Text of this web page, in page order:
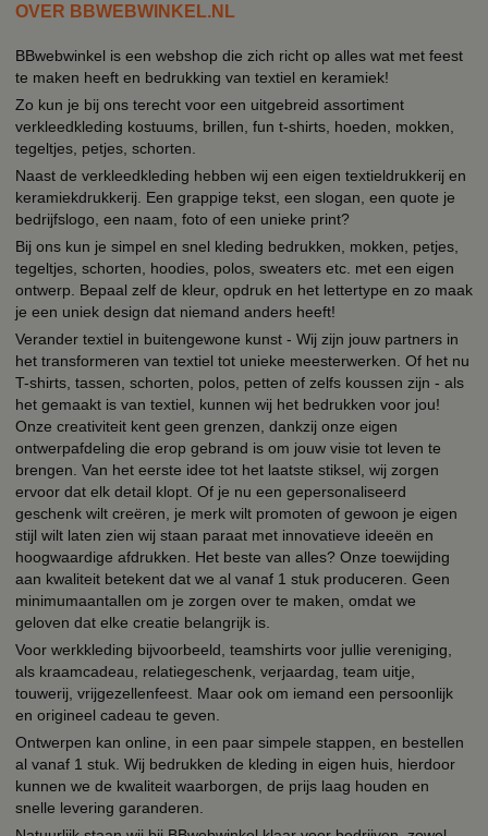
OVER BBWEBWINKEL.NL
BBwebwinkel is een webshop die zich richt op alles wat met feest
te maken heeft en bedrukking van textiel en keramiek!
Zo kun je bij ons terecht voor een uitgebreid assortiment
verkleedkleding kostuums, brillen, fun t-shirts, hoeden, mokken,
tegeltjes, petjes, schorten.
Naast de verkleedkleding hebben wij een eigen textieldrukkerij en
keramiekdrukkerij. Een grappige tekst, een slogan, een quote je
bedrijfslogo, een naam, foto of een unieke print?
Bij ons kun je simpel en snel kleding bedrukken, mokken, petjes,
tegeltjes, schorten, hoodies, polos, sweaters etc. met een eigen
ontwerp. Bepaal zelf de kleur, opdruk en het lettertype en zo maak
je een uniek design dat niemand anders heeft!
Verander textiel in buitengewone kunst - Wij zijn jouw partners in
het transformeren van textiel tot unieke meesterwerken. Of het nu
T-shirts, tassen, schorten, polos, petten of zelfs koussen zijn - als
het gemaakt is van textiel, kunnen wij het bedrukken voor jou!
Onze creativiteit kent geen grenzen, dankzij onze eigen
ontwerpafdeling die erop gebrand is om jouw visie tot leven te
brengen. Van het eerste idee tot het laatste stiksel, wij zorgen
ervoor dat elk detail klopt. Of je nu een gepersonaliseerd
geschenk wilt creëren, je merk wilt promoten of gewoon je eigen
stijl wilt laten zien wij staan paraat met innovatieve ideeën en
hoogwaardige afdrukken. Het beste van alles? Onze toewijding
aan kwaliteit betekent dat we al vanaf 1 stuk produceren. Geen
minimumaantallen om je zorgen over te maken, omdat we
geloven dat elke creatie belangrijk is.
Voor werkkleding bijvoorbeeld, teamshirts voor jullie vereniging,
als kraamcadeau, relatiegeschenk, verjaardag, team uitje,
touwerij, vrijgezellenfeest. Maar ook om iemand een persoonlijk
en origineel cadeau te geven.
Ontwerpen kan online, in een paar simpele stappen, en bestellen
al vanaf 1 stuk. Wij bedrukken de kleding in eigen huis, hierdoor
kunnen we de kwaliteit waarborgen, de prijs laag houden en
snelle levering garanderen.